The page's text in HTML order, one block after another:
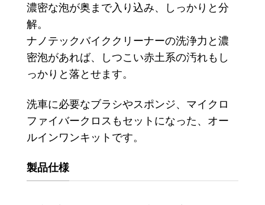
濃密な泡が奥まで入り込み、しっかりと分
解。
ナノテックバイククリーナーの洗浄力と濃
密泡があれば、しつこい赤土系の汚れもし
っかりと落とせます。
洗車に必要なブラシやスポンジ、マイクロ
ファイバークロスもセットになった、オー
ルインワンキットです。
製品仕様